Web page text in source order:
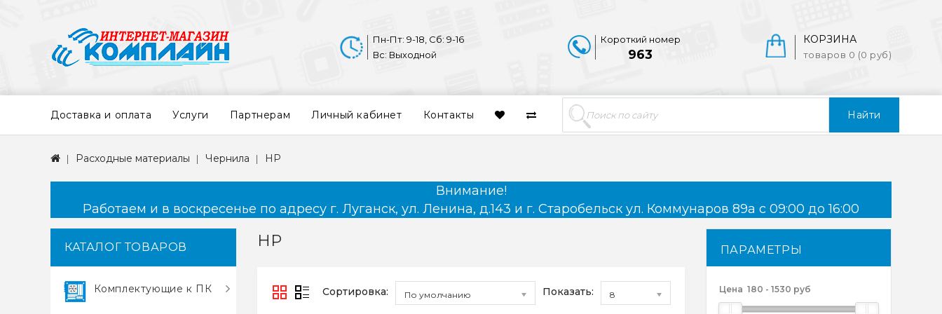
Найти
КОРЗИНА
товаров 0 (0 руб)
Короткий номер
963
Пн-Пт: 9-18, Сб: 9-16
Вс: Выходной
Доставка и оплата Услуги Партнерам Личный кабинет Контакты
Расходные материалы Чернила HP
Внимание!
Работаем и в воскресенье по адресу г. Луганск, ул. Ленина, д.143 и г. Старобельск ул. Коммунаров 89а с 09:00 до 16:00
КАТАЛОГ ТОВАРОВ
Комплектующие к ПК
HP
Сортировка: По умолчанию Показать: 8
ПАРАМЕТРЫ
Цена 180 - 1530 руб